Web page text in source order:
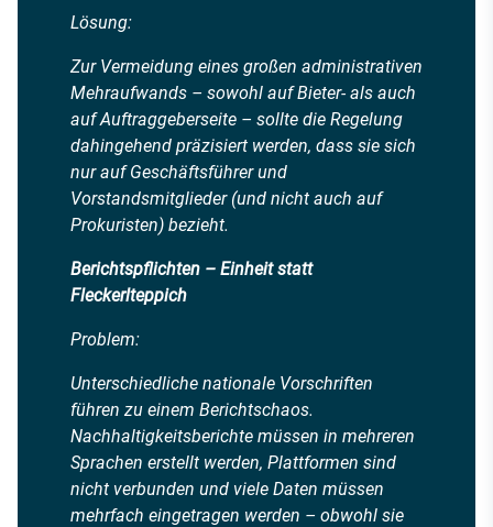
Lösung:
Zur Vermeidung eines großen administrativen
Mehraufwands – sowohl auf Bieter- als auch
auf Auftraggeberseite – sollte die Regelung
dahingehend präzisiert werden, dass sie sich
nur auf Geschäftsführer und
Vorstandsmitglieder (und nicht auch auf
Prokuristen) bezieht.
Berichtspflichten – Einheit statt
Fleckerlteppich
Problem:
Unterschiedliche nationale Vorschriften
führen zu einem Berichtschaos.
Nachhaltigkeitsberichte müssen in mehreren
Sprachen erstellt werden, Plattformen sind
nicht verbunden und viele Daten müssen
mehrfach eingetragen werden – obwohl sie